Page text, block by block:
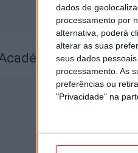
dados de
processamento por
alternativa, poderá
alterar as suas
seus dados
processamento. As
preferências ou
"Privacidade" na
de Viseu